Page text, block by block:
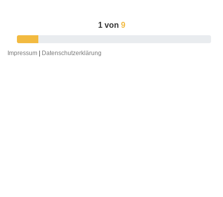
1von 9
Impressum Datenschutzerklärung